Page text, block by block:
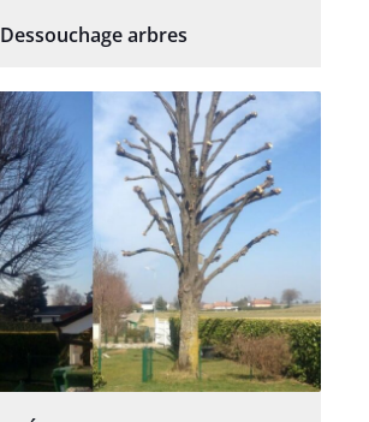
Dessouchage arbres